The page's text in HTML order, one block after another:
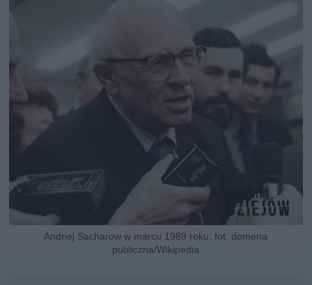
Andriej Sacharow w marcu 1989 roku, fot. domena
publiczna/Wikipedia